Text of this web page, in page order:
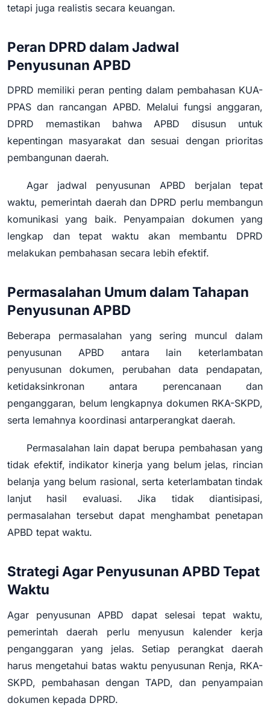
tetapi juga realistis secara keuangan.
Peran DPRD dalam Jadwal
Penyusunan APBD
DPRD memiliki peran penting dalam pembahasan KUA-
PPAS dan rancangan APBD. Melalui fungsi anggaran,
DPRD memastikan bahwa APBD disusun untuk
kepentingan masyarakat dan sesuai dengan prioritas
pembangunan daerah.
Agar jadwal penyusunan APBD berjalan tepat
waktu, pemerintah daerah dan DPRD perlu membangun
komunikasi yang baik. Penyampaian dokumen yang
lengkap dan tepat waktu akan membantu DPRD
melakukan pembahasan secara lebih efektif.
Permasalahan Umum dalam Tahapan
Penyusunan APBD
Beberapa permasalahan yang sering muncul dalam
penyusunan APBD antara lain keterlambatan
penyusunan dokumen, perubahan data pendapatan,
ketidaksinkronan antara perencanaan dan
penganggaran, belum lengkapnya dokumen RKA-SKPD,
serta lemahnya koordinasi antarperangkat daerah.
Permasalahan lain dapat berupa pembahasan yang
tidak efektif, indikator kinerja yang belum jelas, rincian
belanja yang belum rasional, serta keterlambatan tindak
lanjut hasil evaluasi. Jika tidak diantisipasi,
permasalahan tersebut dapat menghambat penetapan
APBD tepat waktu.
Strategi Agar Penyusunan APBD Tepat
Waktu
Agar penyusunan APBD dapat selesai tepat waktu,
pemerintah daerah perlu menyusun kalender kerja
penganggaran yang jelas. Setiap perangkat daerah
harus mengetahui batas waktu penyusunan Renja, RKA-
SKPD, pembahasan dengan TAPD, dan penyampaian
dokumen kepada DPRD.